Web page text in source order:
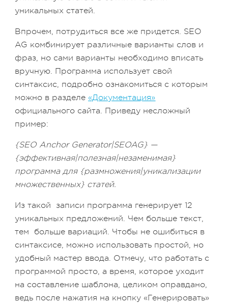
уникальных статей.
Впрочем, потрудиться все же придется. SEO
AG комбинирует различные варианты слов и
фраз, но сами варианты необходимо вписать
вручную. Программа использует свой
синтаксис, подробно ознакомиться с которым
можно в разделе «Документация»
официального сайта. Приведу несложный
пример:
{SEO Anchor Generator|SEOAG} —
{эффективная|полезная|незаменимая}
программа для {размножения|уникализации
множественных} статей.
Из такой записи программа генерирует 12
уникальных предложений. Чем больше текст,
тем больше вариаций. Чтобы не ошибиться в
синтаксисе, можно использовать простой, но
удобный мастер ввода. Отмечу, что работать с
программой просто, а время, которое уходит
на составление шаблона, целиком оправдано,
ведь после нажатия на кнопку «Генерировать»